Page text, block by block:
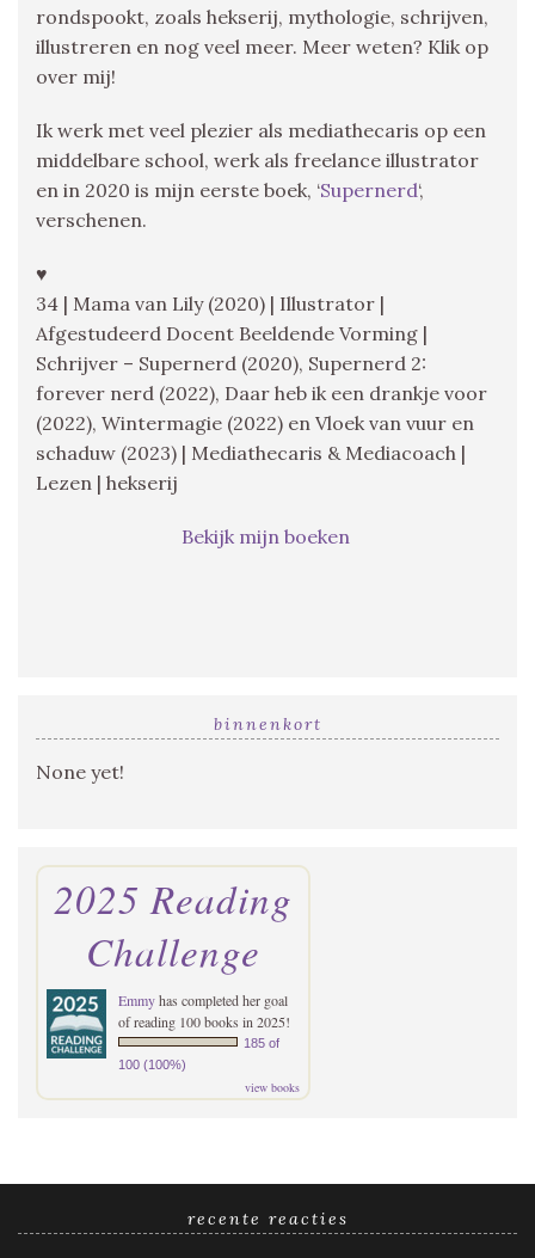
rondspookt, zoals hekserij, mythologie, schrijven,
illustreren en nog veel meer. Meer weten? Klik op
over mij!
Ik werk met veel plezier als mediathecaris op een
middelbare school, werk als freelance illustrator
en in 2020 is mijn eerste boek, ‘Supernerd‘,
verschenen.
♥
34 | Mama van Lily (2020) | Illustrator |
Afgestudeerd Docent Beeldende Vorming |
Schrijver – Supernerd (2020), Supernerd 2:
forever nerd (2022), Daar heb ik een drankje voor
(2022), Wintermagie (2022) en Vloek van vuur en
schaduw (2023) | Mediathecaris & Mediacoach |
Lezen | hekserij
Bekijk mijn boeken
binnenkort
None yet!
2025 Reading
Challenge
Emmyhas completed her goal
of reading 100 books in 2025!
185 of
100 (100%)
view books
recente reacties